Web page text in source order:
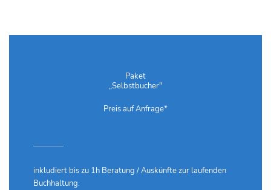
Paket
„Selbstbucher"
Preis auf Anfrage*
inkludiert bis zu 1h Beratung / Auskünfte zur laufenden
Buchhaltung.